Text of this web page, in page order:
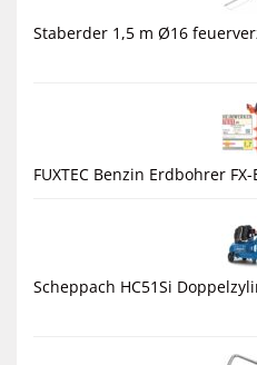
Staberder 1,5 m Ø16
FUXTEC Benzin Erdbohrer
Scheppach HC51Si